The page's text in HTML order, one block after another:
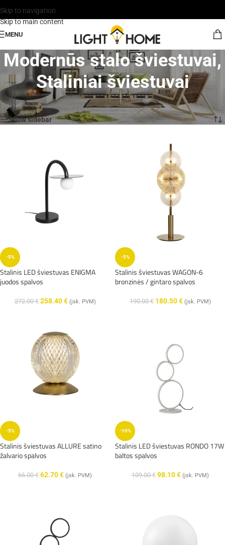
Skip to navigation
Skip to main content
MENU
Modernūs stalo šviestuvai,
Staliniai šviestuvai
Rodoma 91–120 iš 159
Show sidebar
-5%
Stalinis LED šviestuvas ENIGMA
juodos spalvos
272.00€ 258.40€ (įsk. PVM)
-5%
Stalinis šviestuvas WAGON-6
bronzinės / gintaro spalvos
190.00€ 180.50€ (įsk. PVM)
-5%
Stalinis šviestuvas ALLURE satino
žalvario spalvos
66.00€ 62.70€ (įsk. PVM)
-10%
Stalinis LED šviestuvas RONDO 17W
baltos spalvos
109.00€ 98.10€ (įsk. PVM)